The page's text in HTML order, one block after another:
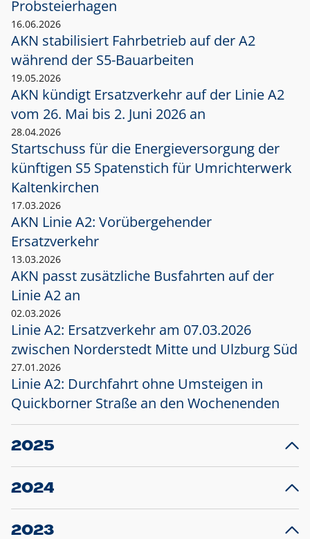
Probsteierhagen
16.06.2026
AKN stabilisiert Fahrbetrieb auf der A2
während der S5-Bauarbeiten
19.05.2026
AKN kündigt Ersatzverkehr auf der Linie A2
vom 26. Mai bis 2. Juni 2026 an
28.04.2026
Startschuss für die Energieversorgung der
künftigen S5 Spatenstich für Umrichterwerk
Kaltenkirchen
17.03.2026
AKN Linie A2: Vorübergehender
Ersatzverkehr
13.03.2026
AKN passt zusätzliche Busfahrten auf der
Linie A2 an
02.03.2026
Linie A2: Ersatzverkehr am 07.03.2026
zwischen Norderstedt Mitte und Ulzburg Süd
27.01.2026
Linie A2: Durchfahrt ohne Umsteigen in
Quickborner Straße an den Wochenenden
2025
23.12.2025
Projekt S5: Start der Bauarbeiten am
2024
10.12.2024
Großprojekt S5: Sperrung der Bahnstraße in
2023